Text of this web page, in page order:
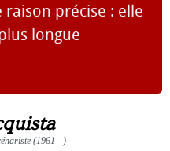
précise : elle
longue
(1961 - )